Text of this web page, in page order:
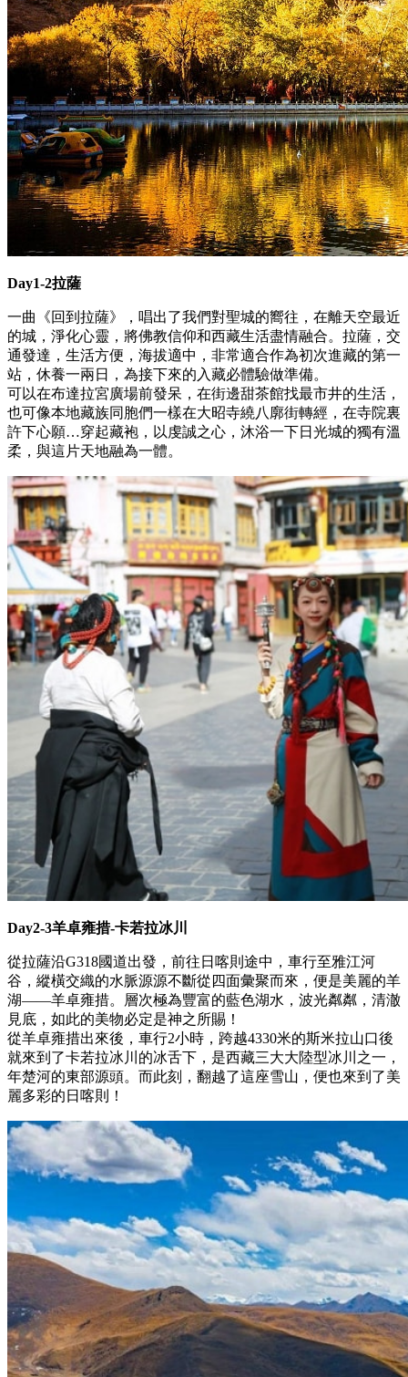
Day1-2拉薩
一曲《回到拉薩》，唱出了我們對聖城的嚮往，在離天空最近
的城，淨化心靈，將佛教信仰和西藏生活盡情融合。拉薩，交
通發達，生活方便，海拔適中，非常適合作為初次進藏的第一
站，休養一兩日，為接下來的入藏必體驗做準備。
可以在布達拉宮廣場前發呆，在街邊甜茶館找最市井的生活，
也可像本地藏族同胞們一樣在大昭寺繞八廓街轉經，在寺院裏
許下心願…穿起藏袍，以虔誠之心，沐浴一下日光城的獨有溫
柔，與這片天地融為一體。
Day2-3羊卓雍措-卡若拉冰川
從拉薩沿G318國道出發，前往日喀則途中，車行至雅江河
谷，縱橫交織的水脈源源不斷從四面彙聚而來，便是美麗的羊
湖——羊卓雍措。層次極為豐富的藍色湖水，波光粼粼，清澈
見底，如此的美物必定是神之所賜！
從羊卓雍措出來後，車行2小時，跨越4330米的斯米拉山口後
就來到了卡若拉冰川的冰舌下，是西藏三大大陸型冰川之一，
年楚河的東部源頭。而此刻，翻越了這座雪山，便也來到了美
麗多彩的日喀則！